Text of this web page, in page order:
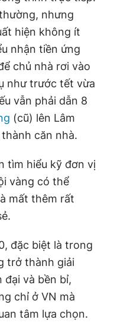
nhưng
hiện không ít
nhận tiền ứng
chủ nhà rơi vào
như trước tết vừa
vẫn phải dẫn 8
(cũ) lên Lâm
căn nhà.
tìm hiểu kỹ đơn vị
vàng có thể
mất thêm rất
đặc biệt là trong
trở thành giải
đại và bền bỉ,
chỉ ở VN mà
tâm lựa chọn.